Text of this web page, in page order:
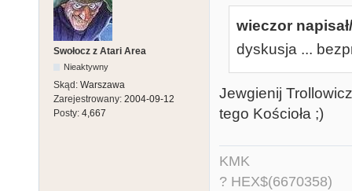
Swołocz z Atari Area
Nieaktywny
Skąd: Warszawa
Zarejestrowany: 2004-09-12
Posty: 4,667
wieczor
dyskusja ...
Jewgienij
tego Kościoła ;)
KMK
? HEX$(6670358)